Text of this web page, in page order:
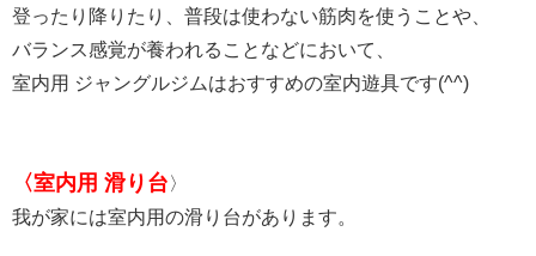
登ったり降りたり、普段は使わない筋肉を使うことや、
バランス感覚が養われることなどにおいて、
室内用 ジャングルジムはおすすめの室内遊具です(^^)
〈室内用 滑り台〉
我が家には室内用の滑り台があります。